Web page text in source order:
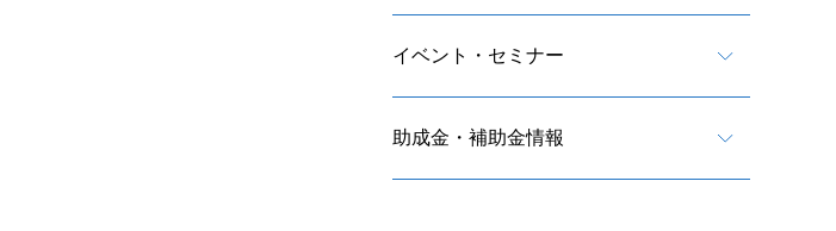
イベント・セミナー
助成金・補助金情報